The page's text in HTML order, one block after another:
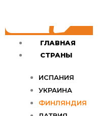
ГЛАВНАЯ
СТРАНЫ
ИСПАНИЯ
УКРАИНА
ФИНЛЯНДИЯ